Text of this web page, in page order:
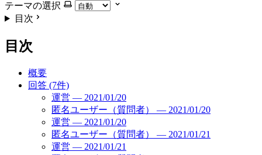
テーマの選択
目次
目次
概要
回答 (7件)
運営 — 2021/01/20
匿名ユーザー（質問者） — 2021/01/20
運営 — 2021/01/20
匿名ユーザー（質問者） — 2021/01/21
運営 — 2021/01/21